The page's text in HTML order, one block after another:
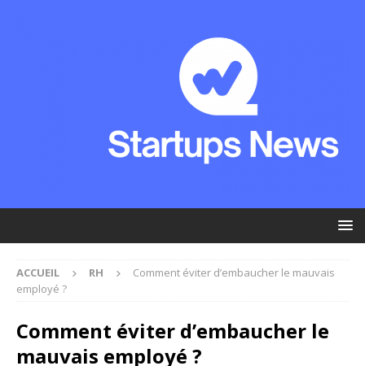
ACCUEIL RH
Comment éviter d’embaucher le mauvais
employé ?
Comment éviter d’embaucher le
mauvais employé ?